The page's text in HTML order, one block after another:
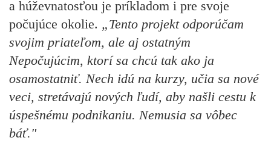
a húževnatosťou je príkladom i pre svoje
počujúce okolie. „Tento projekt odporúčam
svojim priateľom, ale aj ostatným
Nepočujúcim, ktorí sa chcú tak ako ja
osamostatniť. Nech idú na kurzy, učia sa nové
veci, stretávajú nových ľudí, aby našli cestu k
úspešnému podnikaniu. Nemusia sa vôbec
báť."